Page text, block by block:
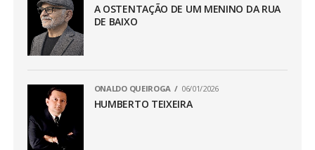
A OSTENTAÇÃO DE UM MENINO DA RUA
DE BAIXO
ONALDO QUEIROGA 06/01/2026
HUMBERTO TEIXEIRA